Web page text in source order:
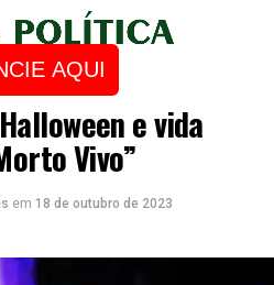
AQUI
e vida
Vivo”
em 18 de outubro de 2023